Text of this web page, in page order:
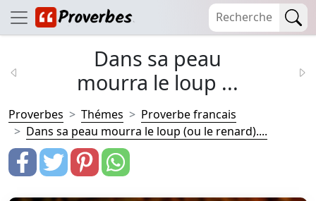
Dans sa peau
mourra le loup ...
Proverbes Thémes
Proverbe francais
Dans sa peau mourra le loup (ou le renard)....